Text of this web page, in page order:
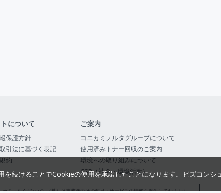
について
保護方針
引法に基づく表記
約
ご案内
コニカミノルタグループについて
使用済みトナー回収のご案内
環境への取り組みについて
CSR（社会・環境活動）
カミノルタジャパン（株）は事業者向けの商品・サービスの情報を提供しております
続けることでCookieの使用を承諾したことになります。 ビズコンシ